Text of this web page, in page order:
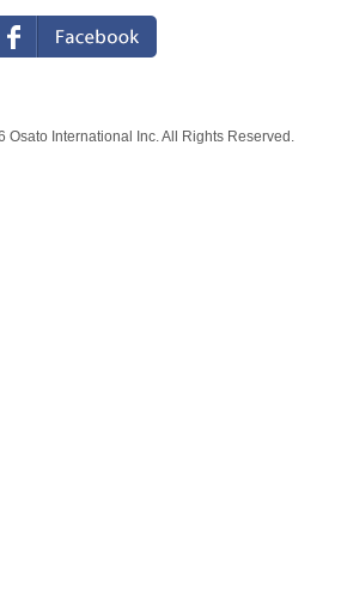
International Inc. All Rights Reserved.